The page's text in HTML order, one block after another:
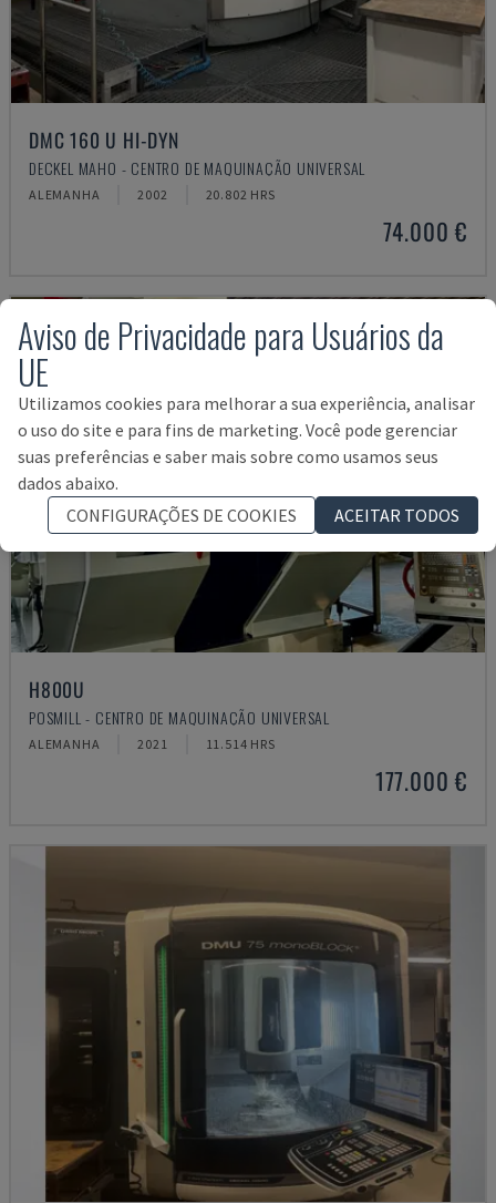
DMC 160 U HI-DYN
DECKEL MAHO - CENTRO DE MAQUINAÇÃO UNIVERSAL
ALEMANHA 2002 20.802 HRS
74.000 €
H800U
POSMILL - CENTRO DE MAQUINAÇÃO UNIVERSAL
ALEMANHA 2021 11.514 HRS
177.000 €
Aviso de Privacidade para Usuários da
UE
Utilizamos cookies para melhorar a sua experiência, analisar
o uso do site e para fins de marketing. Você pode gerenciar
suas preferências e saber mais sobre como usamos seus
dados abaixo.
CONFIGURAÇÕES DE COOKIES
ACEITAR TODOS